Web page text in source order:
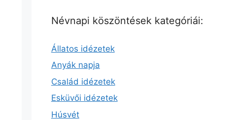
Névnapi köszöntések kategóriái:
Állatos idézetek
Anyák napja
Család idézetek
Esküvői idézetek
Húsvét